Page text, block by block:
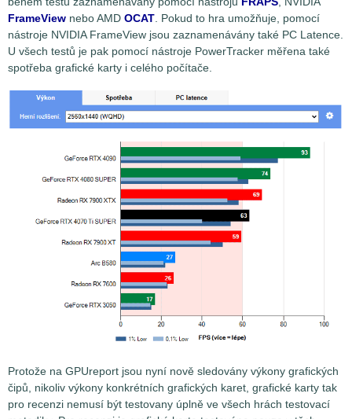
FrameView nebo AMD OCAT. Pokud to hra umožňuje, pomocí
nástroje NVIDIA FrameView jsou zaznamenávány také PC Latence.
U všech testů je pak pomocí nástroje PowerTracker měřena také
spotřeba grafické karty i celého počítače.
Protože na GPUreport jsou nyní nově sledovány výkony grafických
čipů, nikoliv výkony konkrétních grafických karet, grafické karty tak
pro recenzi nemusí být testovany úplně ve všech hrách testovací